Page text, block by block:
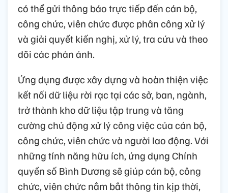
có thể gửi thông báo trực tiếp đến cán bộ,
công chức, viên chức được phân công xử lý
và giải quyết kiến nghị, xử lý, tra cứu và theo
dõi các phản ánh.
Ứng dụng được xây dựng và hoàn thiện việc
kết nối dữ liệu rời rạc tại các sở, ban, ngành,
trở thành kho dữ liệu tập trung và tăng
cường chủ động xử lý công việc của cán bộ,
công chức, viên chức và người lao động. Với
những tính năng hữu ích, ứng dụng Chính
quyền số Bình Dương sẽ giúp cán bộ, công
chức, viên chức nắm bắt thông tin kịp thời,